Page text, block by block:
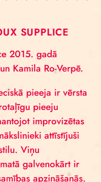
SUPPLICE
2015. gadā
Kamila Ro-Verpē.
pieeja ir vērsta
pieeju
improvizētas
attīstījuši
Viņu
galvenokārt ir
apzināšanās.